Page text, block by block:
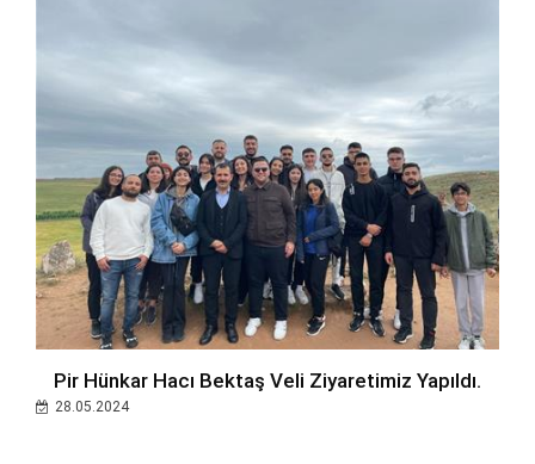
Pir Hünkar Hacı Bektaş Veli Ziyaretimiz Yapıldı.
28.05.2024